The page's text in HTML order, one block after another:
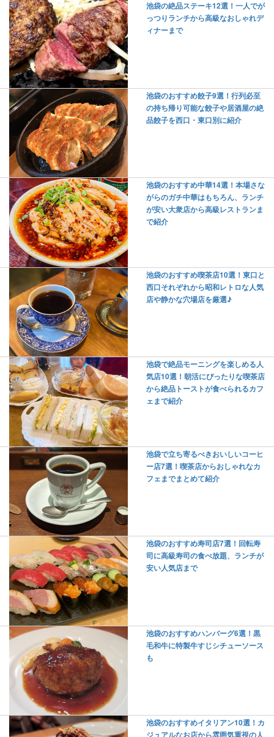
池袋の絶品ステーキ12選！一人でが
っつりランチから高級なおしゃれデ
ィナーまで
池袋のおすすめ餃子9選！行列必至
の持ち帰り可能な餃子や居酒屋の絶
品餃子を西口・東口別に紹介
池袋のおすすめ中華14選！本場さな
がらのガチ中華はもちろん、ランチ
が安い大衆店から高級レストランま
で紹介
池袋のおすすめ喫茶店10選！東口と
西口それぞれから昭和レトロな人気
店や静かな穴場店を厳選♪
池袋で絶品モーニングを楽しめる人
気店10選！朝活にぴったりな喫茶店
から絶品トーストが食べられるカフ
ェまで紹介
池袋で立ち寄るべきおいしいコーヒ
ー店7選！喫茶店からおしゃれなカ
フェまでまとめて紹介
池袋のおすすめ寿司店7選！回転寿
司に高級寿司の食べ放題、ランチが
安い人気店まで
池袋のおすすめハンバーグ6選！黒
毛和牛に特製牛すじシチューソース
も
池袋のおすすめイタリアン10選！カ
ジュアルなお店から雰囲気重視の人